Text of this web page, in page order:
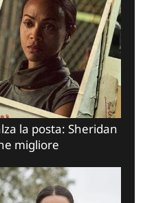
la posta: Sheridan
migliore